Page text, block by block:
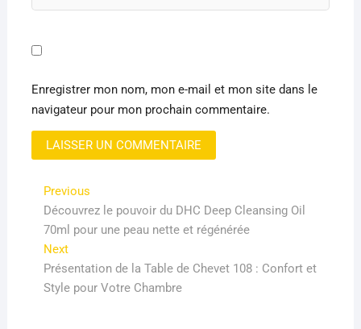
Enregistrer mon nom, mon e-mail et mon site dans le
navigateur pour mon prochain commentaire.
Navigation
de
l’article
PreviousPrevious
post:
Découvrez le pouvoir du DHC Deep Cleansing Oil
70ml pour une peau nette et régénérée
NextNext
post:
Présentation de la Table de Chevet 108 : Confort et
Style pour Votre Chambre